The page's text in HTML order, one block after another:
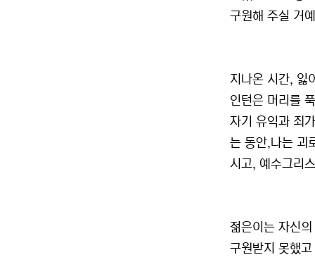
구원해 주실 거
지나온 시간, 잃
인턴은 머리를
자기 유익과 죄
는 동안,나는 괴
시고, 예수그리
젊은이는 자신
구원받지 못했